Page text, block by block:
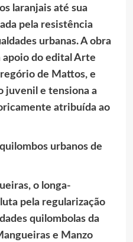
laranjais até sua
pela resistência
urbanas. A obra
apoio do edital Arte
de Mattos, e
juvenil e tensiona a
atribuída ao
urbanos de
o longa-
pela regularização
quilombolas da
e Manzo